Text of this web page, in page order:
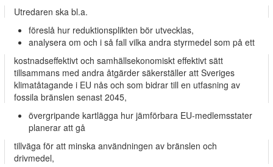
Utredaren ska bl.a.
föreslå hur reduktionsplikten bör utvecklas,
analysera om och i så fall vilka andra styrmedel som på ett
kostnadseffektivt och samhällsekonomiskt effektivt sätt
tillsammans med andra åtgärder säkerställer att Sveriges
klimatåtagande i EU nås och som bidrar till en utfasning av
fossila bränslen senast 2045,
övergripande kartlägga hur jämförbara EU-medlemsstater
planerar att gå
tillväga för att minska användningen av bränslen och
drivmedel,